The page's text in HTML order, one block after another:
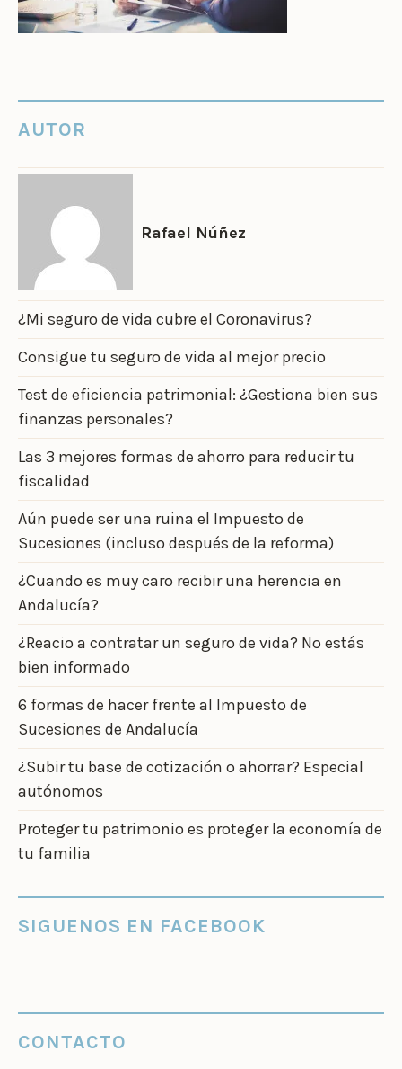
AUTOR
Rafael Núñez
¿Mi seguro de vida cubre el Coronavirus?
Consigue tu seguro de vida al mejor precio
Test de eficiencia patrimonial: ¿Gestiona bien sus
finanzas personales?
Las 3 mejores formas de ahorro para reducir tu
fiscalidad
Aún puede ser una ruina el Impuesto de
Sucesiones (incluso después de la reforma)
¿Cuando es muy caro recibir una herencia en
Andalucía?
¿Reacio a contratar un seguro de vida? No estás
bien informado
6 formas de hacer frente al Impuesto de
Sucesiones de Andalucía
¿Subir tu base de cotización o ahorrar? Especial
autónomos
Proteger tu patrimonio es proteger la economía de
tu familia
SIGUENOS EN FACEBOOK
CONTACTO